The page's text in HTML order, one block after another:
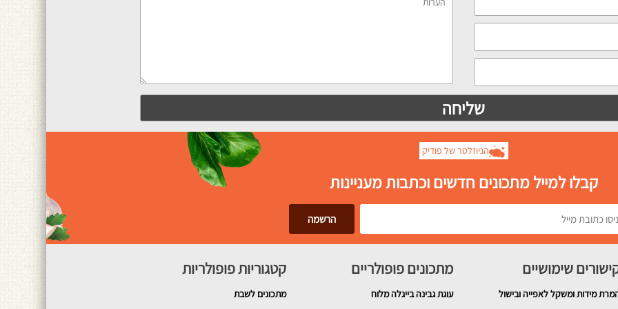
הניוזלטר של פודיק
קבלו למייל מתכונים חדשים וכתבות מעניינות
שימושיים
מידות ומשקל לאפייה ובישול
מתכונים פופולריים
עוגת גבינה בייגלה מלוח
קטגוריות פופולריות
מתכונים לשבת